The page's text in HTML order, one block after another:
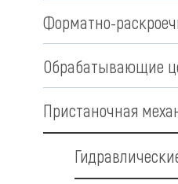
Форматно-
Обрабатывающие
Пристаночная